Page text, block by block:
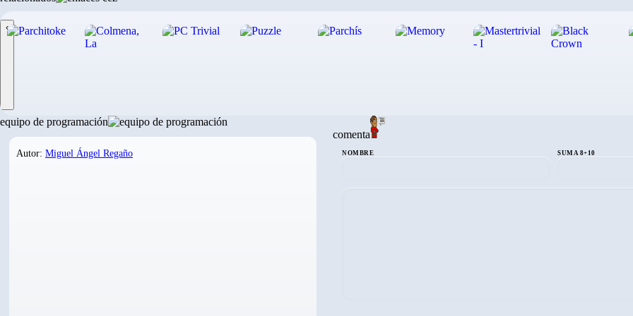
‹
equipo de programación
Autor: Miguel Ángel Regaño
comenta
NOMBRE SUMA 8+10